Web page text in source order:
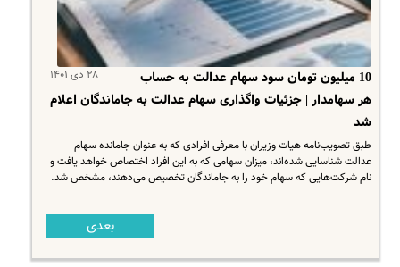
۲۸ دی ۱۴۰۱
10 میلیون تومان سود سهام عدالت به حساب
هر سهامدار | جزئیات واگذاری سهام عدالت به جاماندگان اعلام
شد
طبق تصویب‌نامه هیات وزیران با معرفی افرادی که به عنوان جامانده سهام
عدالت شناسایی شده‌اند، میزان سهامی که به این افراد اختصاص خواهد یافت و
نام شرکت‌هایی که سهام خود را به جاماندگان تخصیص می‌دهند، مشخص شد.
بعدی